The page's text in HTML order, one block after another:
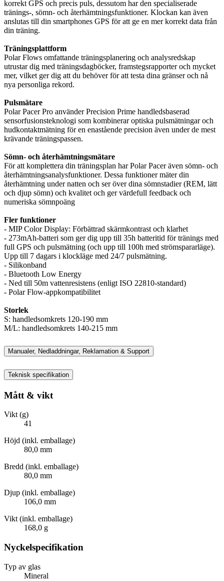
korrekt GPS och precis puls, dessutom har den specialiserade
tränings-, sömn- och återhämtningsfunktioner. Klockan kan även
anslutas till din smartphones GPS för att ge en mer korrekt data från
din träning.
Träningsplattform
Polar Flows omfattande träningsplanering och analysredskap
utrustar dig med träningsdagböcker, framstegsrapporter och mycket
mer, vilket ger dig att du behöver för att testa dina gränser och nå
nya personliga rekord.
Pulsmätare
Polar Pacer Pro använder Precision Prime handledsbaserad
sensorfusionsteknologi som kombinerar optiska pulsmätningar och
hudkontaktmätning för en enastående precision även under de mest
krävande träningspassen.
Sömn- och återhämtningsmätare
För att komplettera din träningsplan har Polar Pacer även sömn- och
återhämtningsanalysfunktioner. Dessa funktioner mäter din
återhämtning under natten och ser över dina sömnstadier (REM, lätt
och djup sömn) och kvalitet och ger värdefull feedback och
numeriska sömnpoäng
Fler funktioner
- MIP Color Display: Förbättrad skärmkontrast och klarhet
- 273mAh-batteri som ger dig upp till 35h batteritid för tränings med
full GPS och pulsmätning (och upp till 100h med strömspararläge).
Upp till 7 dagars i klockläge med 24/7 pulsmätning.
- Silikonband
- Bluetooth Low Energy
- Ned till 50m vattenresistens (enligt ISO 22810-standard)
- Polar Flow-appkompatibilitet
Storlek
S: handledsomkrets 120-190 mm
M/L: handledsomkrets 140-215 mm
Manualer, Nedladdningar, Reklamation & Support
Teknisk specifikation
Mått & vikt
Vikt (g)
41
Höjd (inkl. emballage)
80,0 mm
Bredd (inkl. emballage)
80,0 mm
Djup (inkl. emballage)
106,0 mm
Vikt (inkl. emballage)
168,0 g
Nyckelspecifikation
Typ av glas
Mineral